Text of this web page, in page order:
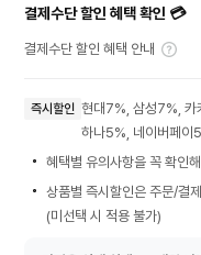
결제수단 할인 혜택 확인 💳
결제수단 할인 혜택 안내
즉시할인 현대7%, 삼성7%, 카
하나5%, 네이버페이
혜택별 유의사항을 꼭 확인
상품별 즉시할인은 주문/결
(미선택 시 적용 불가)